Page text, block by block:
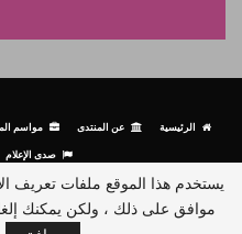
الرئيسية عن المنتدى مواسم
صدى الإعلام
© جميع الحقوق محفوظة لمنتدى
يستخدم هذا الموقع ملفات تعريف
موافق على ذلك ، ولكن يمكنك